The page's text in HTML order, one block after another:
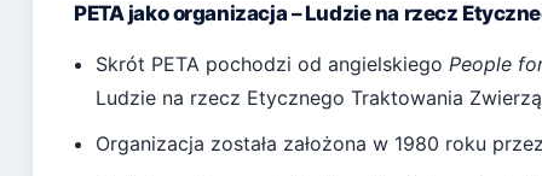
PETA jako organizacja – Ludzie na rzecz
Skrót PETA pochodzi od angielskiegoPeople
Ludzie na rzecz Etycznego Traktowania
Organizacja została założona w 1980 roku